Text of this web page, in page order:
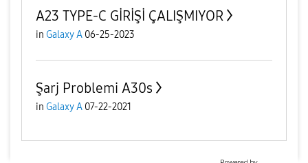
A23 TYPE-C GİRİŞİ ÇALIŞMIYOR
in Galaxy A 06-25-2023
Şarj Problemi A30s
in Galaxy A 07-22-2021